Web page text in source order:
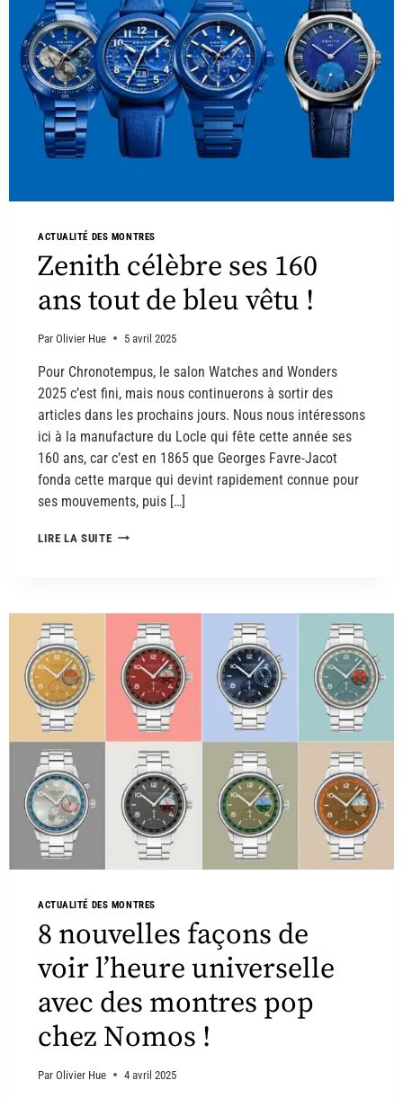
ACTUALITÉ DES MONTRES
Zenith célèbre ses 160
ans tout de bleu vêtu !
Par Olivier Hue 5 avril 2025
Pour Chronotempus, le salon Watches and Wonders
2025 c’est fini, mais nous continuerons à sortir des
articles dans les prochains jours. Nous nous intéressons
ici à la manufacture du Locle qui fête cette année ses
160 ans, car c’est en 1865 que Georges Favre-Jacot
fonda cette marque qui devint rapidement connue pour
ses mouvements, puis […]
LIRE LA SUITE
ACTUALITÉ DES MONTRES
8 nouvelles façons de
voir l’heure universelle
avec des montres pop
chez Nomos !
Par Olivier Hue 4 avril 2025